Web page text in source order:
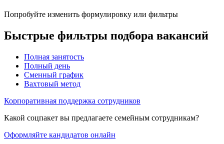
Попробуйте изменить формулировку или фильтры
Быстрые фильтры подбора вакансий
Полная занятость
Полный день
Сменный график
Вахтовый метод
Корпоративная поддержка сотрудников
Какой соцпакет вы предлагаете семейным сотрудникам?
Оформляйте кандидатов онлайн